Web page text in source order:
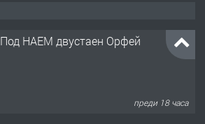
Под НАЕМ двустаен Орфей
преди 18 часа